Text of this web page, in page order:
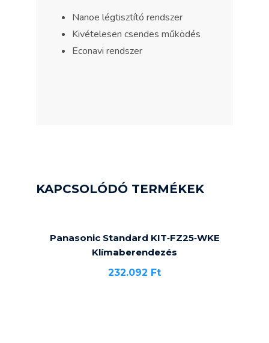
Nanoe légtisztító rendszer
Kivételesen csendes működés
Econavi rendszer
KAPCSOLÓDÓ TERMÉKEK
Panasonic Standard KIT‐FZ25‐WKE
Klímaberendezés
232.092 Ft